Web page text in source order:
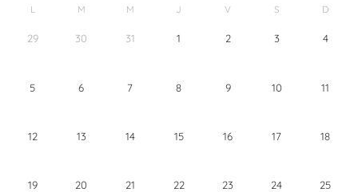
L M M J V S D
29 30 31 1 2 3 4
5 6 7 8 9 10 11
12 13 14 15 16 17 18
19 20 21 22 23 24 25